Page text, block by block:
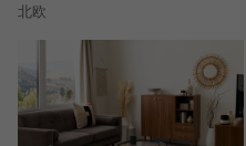
北欧